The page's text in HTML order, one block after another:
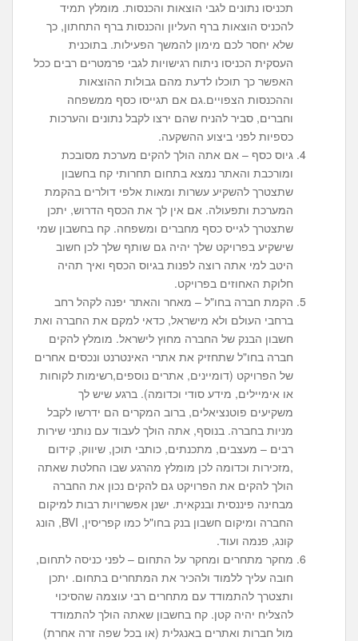
תכניסו נתונים לגבי הוצאות והכנסות. מומלץ תמיד
להכניס הוצאות ברף העליון והכנסות ברף התחתון, כך
שלא יחסר לכם מימון להמשך הפעילות. בתוכנית
העסקית הכניסו ניתוח רגישויות לגבי פרמטרים רבים ככל
האפשר כך תוכלו לדעת מהם גבולות ההוצאות
וההכנסות הצפויים.גם אם תגייסו כסף ממשפחה
וחברים, סביר להניח שהם ירצו לקבל נתונים והערכות
כספיות לפני ביצוע ההשקעה.
גיוס כסף – אם אתה הולך להקים מערכת מסובכת
ומורכבת והאתר נמצא בתחום תחרותי קח בחשבון
שתצטרך להשקיע עשרות ומאות אלפי דולרים בהקמת
המערכת ותפעולה. אם אין לך את הכסף הדרוש, יתכן
שתצטרך לגייס כסף מחברים ומשפחה. קח בחשבון שמי
שישקיע בפרויקט שלך יהיה גם שותף שלך לכן חשוב
היטב למי אתה רוצה לפנות בגיוס הכסף ואיך תהיה
חלוקת האחוזים בפרויקט.
הקמת חברה בחו"ל – מאחר והאתר יפנה לקהל רחב
ברחבי העולם ולא מישראל, כדאי למקם את החברה ואת
חשבון הבנק של החברה מחוץ לישראל. מומלץ להקים
חברה בחו"ל שתחזיק את אתרי האינטרנט ונכסים אחרים
של הפרויקט (דומיינים, אתרים נוספים,רשימות לקוחות
או אימיילים, מידע סודי וכדומה). ברגע שיש לך
משקיעים פוטנציאלים, ברוב המקרים הם ידרשו לקבל
מניות בחברה. בנוסף, אתה הולך לעבוד עם נותני שירות
רבים – מעצבים, מתכנתים, כותבי תוכן, שיווק, קידום
,מזכירות וכדומה לכן מומלץ מהרגע שבו החלטת שאתה
הולך להקים את הפרויקט גם להקים נכון את החברה
מבחינה פיננסית ובנקאית. ישנן אפשרויות רבות למיקום
החברה ומיקום חשבון בנק בחו"ל כמו קפריסין, BVI, הונג
קונג, פנמה ועוד.
מחקר מתחרים ומחקר על התחום – לפני כניסה לתחום,
חובה עליך ללמוד ולהכיר את המתחרים בתחום. יתכן
ותצטרך להתמודד עם מתחרים רבי עוצמה שהסיכוי
להצליח יהיה קטן. קח בחשבון שאתה הולך להתמודד
מול חברות ואתרים באנגלית (או בכל שפה זרה אחרת)